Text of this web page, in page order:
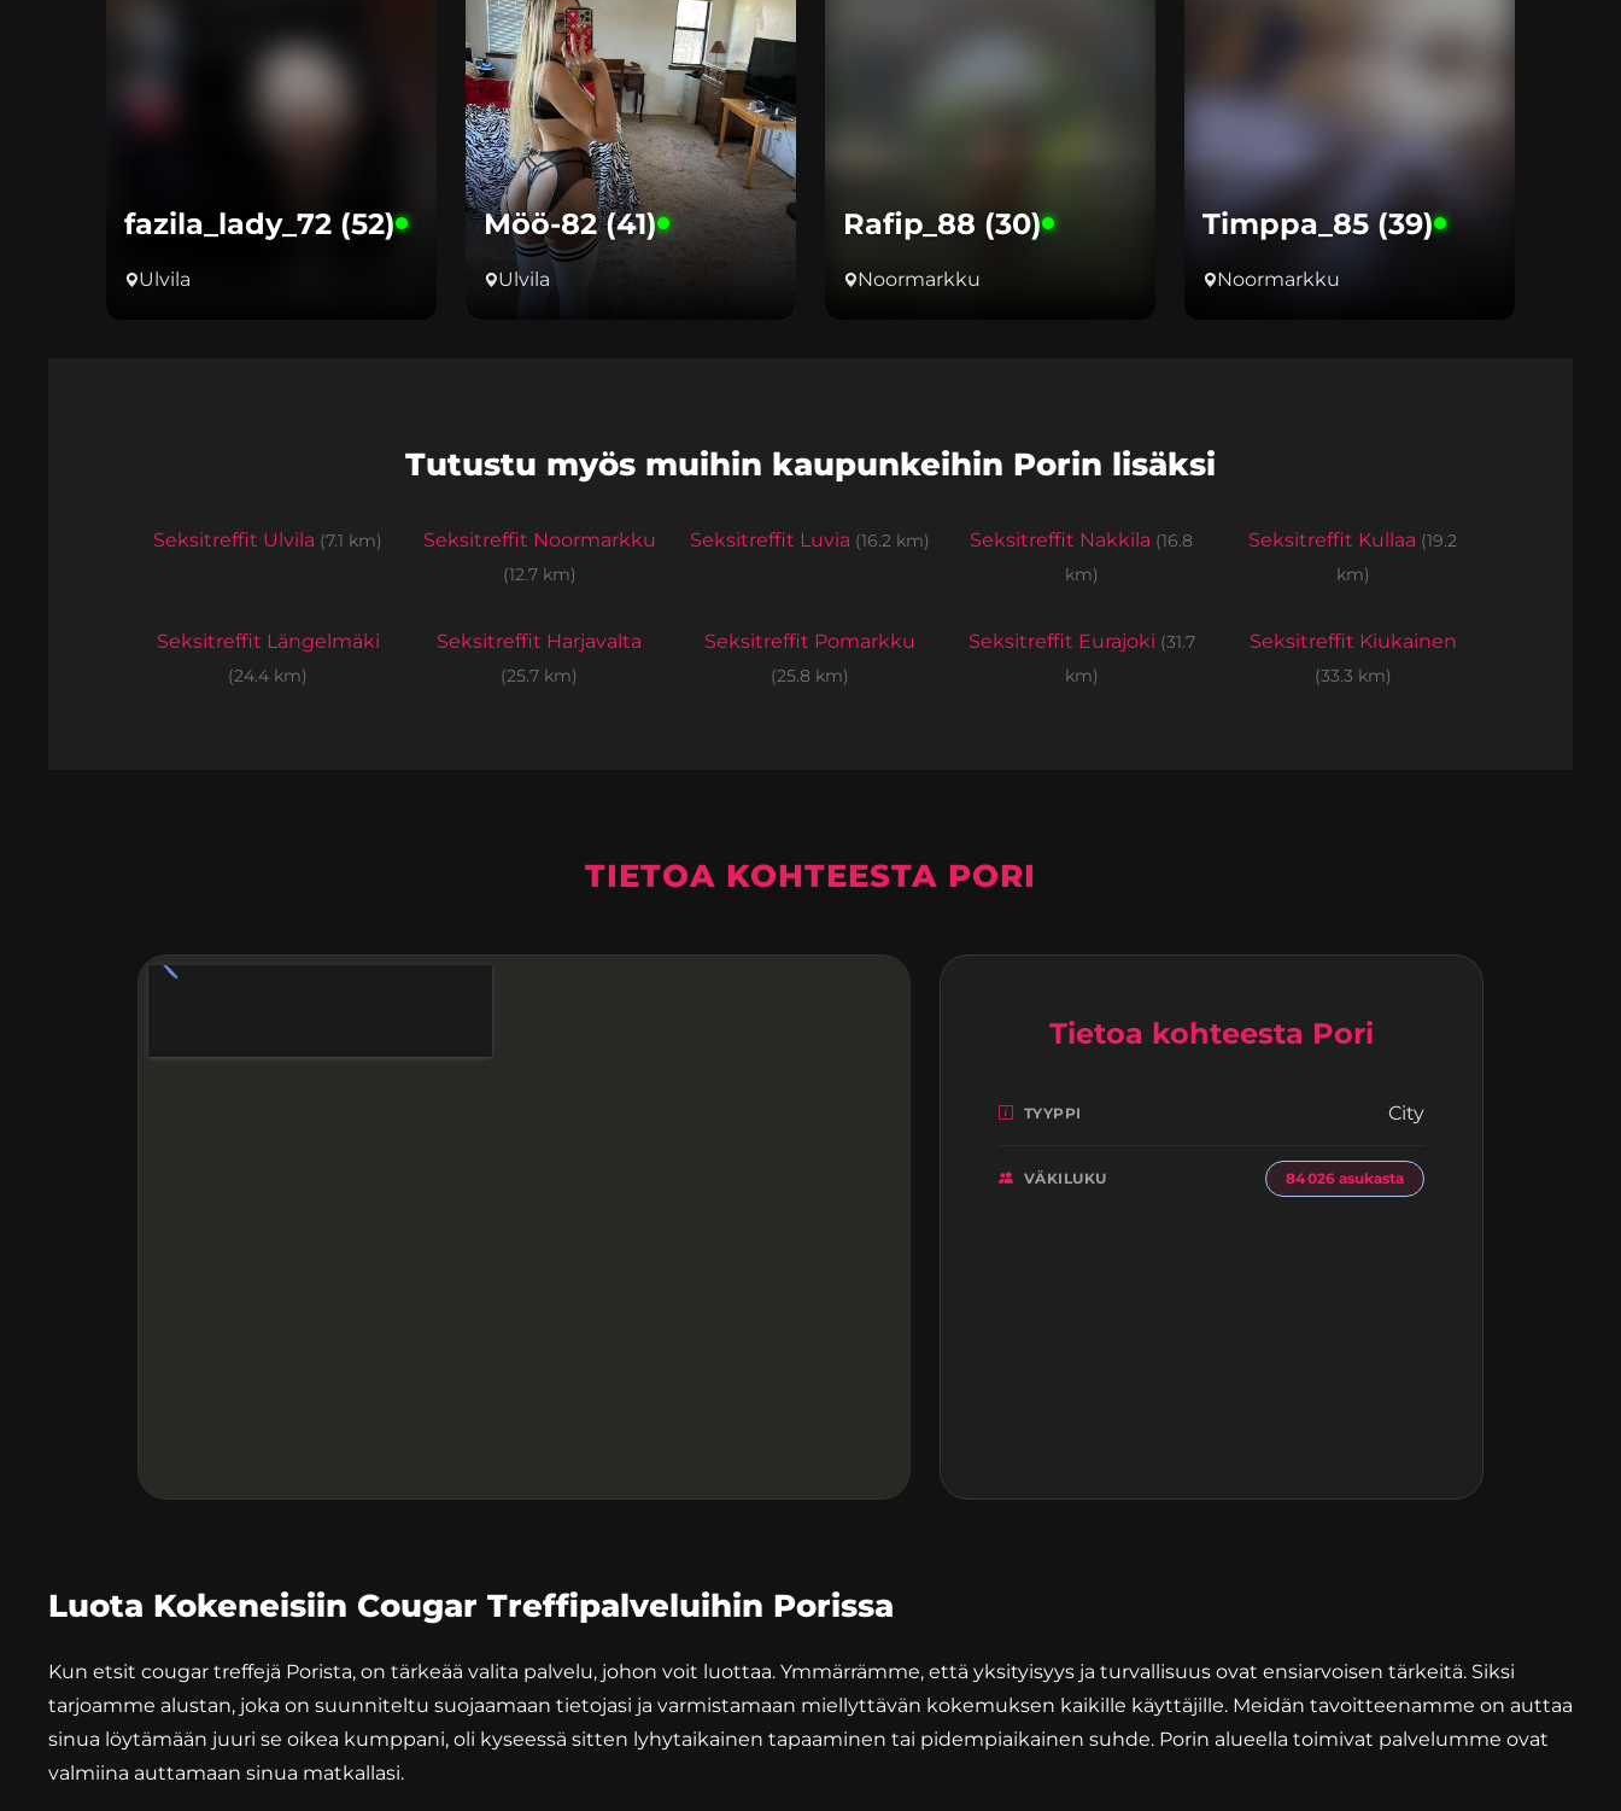
fazila_lady_72 (52)
Ulvila
Möö-82 (41)
Ulvila
Rafip_88 (30)
Noormarkku
Timppa_85 (39)
Noormarkku
Tutustu myös muihin kaupunkeihin Porin lisäksi
Seksitreffit Ulvila (7.1 km) Seksitreffit Noormarkku
(12.7 km)
Seksitreffit Luvia (16.2 km) Seksitreffit Nakkila (16.8
km)
Seksitreffit Kullaa (19.2
km)
Seksitreffit Längelmäki
(24.4 km)
Seksitreffit Harjavalta
(25.7 km)
Seksitreffit Pomarkku
(25.8 km)
Seksitreffit Eurajoki (31.7
km)
Seksitreffit Kiukainen
(33.3 km)
TIETOA KOHTEESTA PORI
Tietoa kohteesta Pori
TYYPPI City
VÄKILUKU 84 026 asukasta
Luota Kokeneisiin Cougar Treffipalveluihin Porissa
Kun etsit cougar treffejä Porista, on tärkeää valita palvelu, johon voit luottaa. Ymmärrämme, että yksityisyys ja turvallisuus ovat ensiarvoisen tärkeitä. Siksi
tarjoamme alustan, joka on suunniteltu suojaamaan tietojasi ja varmistamaan miellyttävän kokemuksen kaikille käyttäjille. Meidän tavoitteenamme on auttaa
sinua löytämään juuri se oikea kumppani, oli kyseessä sitten lyhytaikainen tapaaminen tai pidempiaikainen suhde. Porin alueella toimivat palvelumme ovat
valmiina auttamaan sinua matkallasi.